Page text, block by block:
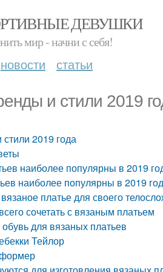
ДЕВУШКИ
мир - начни с себя!
новости статьи
и стили 2019
2019 года
наиболее популярны в 2019
наиболее популярны в 2019
платье для своего
сочетать с вязаным платьем
для вязаных платьев
Тейлор